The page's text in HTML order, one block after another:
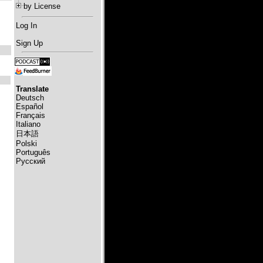
by License
Log In
Sign Up
Translate
Deutsch
Español
Français
Italiano
日本語
Polski
Português
Русский